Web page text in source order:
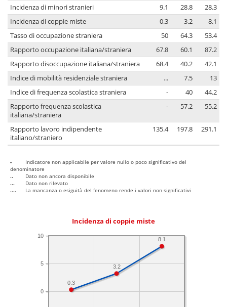
Incidenza di minori stranieri
9.1 28.8
28.3
Incidenza di coppie miste
0.3 3.2
8.1
Tasso di occupazione straniera
50 64.3
53.4
Rapporto occupazione italiana/straniera
67.8 60.1
87.2
Rapporto disoccupazione italiana/straniera
68.4 40.2
42.1
Indice di mobilità residenziale straniera
... 7.5
13
Indice di frequenza scolastica straniera
- 40
44.2
Rapporto frequenza scolastica
italiana/straniera
- 57.2 55.2
Rapporto lavoro indipendente
italiano/straniero
135.4 197.8 291.1
-
Indicatore non applicabile per valore nullo o poco significativo del
denominatore
..
Dato non ancora disponibile
...
Dato non rilevato
....
La mancanza o esiguità del fenomeno rende i valori non significativi
Incidenza di coppie miste
0
5
10
8.1
3.2
0.3